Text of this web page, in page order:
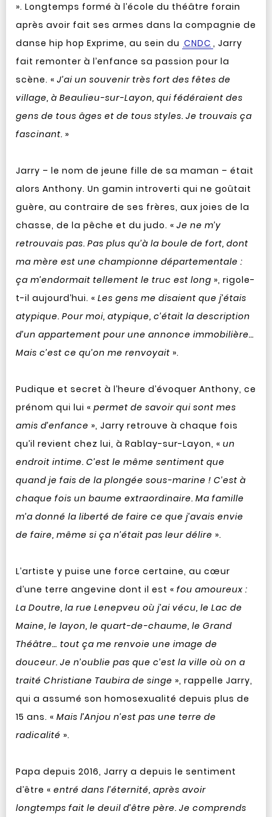
». Longtemps formé à l’école du théâtre forain
après avoir fait ses armes dans la compagnie de
danse hip hop Exprime, au sein du CNDC , Jarry
fait remonter à l’enfance sa passion pour la
scène. « J’ai un souvenir très fort des fêtes de
village, à Beaulieu-sur-Layon, qui fédéraient des
gens de tous âges et de tous styles. Je trouvais ça
fascinant. »
Jarry – le nom de jeune fille de sa maman – était
alors Anthony. Un gamin introverti qui ne goûtait
guère, au contraire de ses frères, aux joies de la
chasse, de la pêche et du judo. « Je ne m’y
retrouvais pas. Pas plus qu’à la boule de fort, dont
ma mère est une championne départementale :
ça m’endormait tellement le truc est long », rigole-
t-il aujourd’hui. « Les gens me disaient que j’étais
atypique. Pour moi, atypique, c’était la description
d’un appartement pour une annonce immobilière…
Mais c’est ce qu’on me renvoyait ».
Pudique et secret à l’heure d’évoquer Anthony, ce
prénom qui lui « permet de savoir qui sont mes
amis d’enfance », Jarry retrouve à chaque fois
qu’il revient chez lui, à Rablay-sur-Layon, « un
endroit intime. C’est le même sentiment que
quand je fais de la plongée sous-marine ! C’est à
chaque fois un baume extraordinaire. Ma famille
m’a donné la liberté de faire ce que j’avais envie
de faire, même si ça n’était pas leur délire ».
L’artiste y puise une force certaine, au cœur
d’une terre angevine dont il est « fou amoureux :
La Doutre, la rue Lenepveu où j’ai vécu, le Lac de
Maine, le layon, le quart-de-chaume, le Grand
Théâtre… tout ça me renvoie une image de
douceur. Je n’oublie pas que c’est la ville où on a
traité Christiane Taubira de singe », rappelle Jarry,
qui a assumé son homosexualité depuis plus de
15 ans. « Mais l’Anjou n’est pas une terre de
radicalité ».
Papa depuis 2016, Jarry a depuis le sentiment
d’être « entré dans l’éternité, après avoir
longtemps fait le deuil d’être père. Je comprends